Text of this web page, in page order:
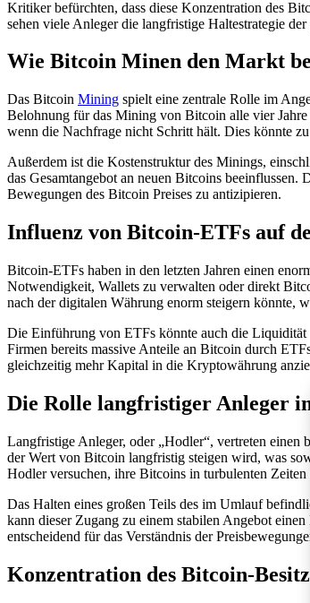
Kritiker befürchten, dass diese Konzentration des
sehen viele Anleger die langfristige Haltestrategie
Wie Bitcoin Minen den Markt
Das Bitcoin Mining spielt eine zentrale Rolle im
Belohnung für das Mining von Bitcoin alle vier Jahre
wenn die Nachfrage nicht Schritt hält. Dies könnte
Außerdem ist die Kostenstruktur des Minings,
das Gesamtangebot an neuen Bitcoins
Bewegungen des Bitcoin Preises zu antizipieren.
Influenz von Bitcoin-ETFs auf
Bitcoin-ETFs haben in den letzten Jahren einen
Notwendigkeit, Wallets zu verwalten oder direkt
nach der digitalen Währung enorm steigern könnte,
Die Einführung von ETFs könnte auch die Liquidität
Firmen bereits massive Anteile an Bitcoin durch
gleichzeitig mehr Kapital in die Kryptowährung
Die Rolle langfristiger Anleger
Langfristige Anleger, oder „Hodler“, vertreten einen
der Wert von Bitcoin langfristig steigen wird, was
Hodler versuchen, ihre Bitcoins in turbulenten Zeiten
Das Halten eines großen Teils des im Umlauf
kann dieser Zugang zu einem stabilen Angebot
entscheidend für das Verständnis der
Konzentration des Bitcoin-